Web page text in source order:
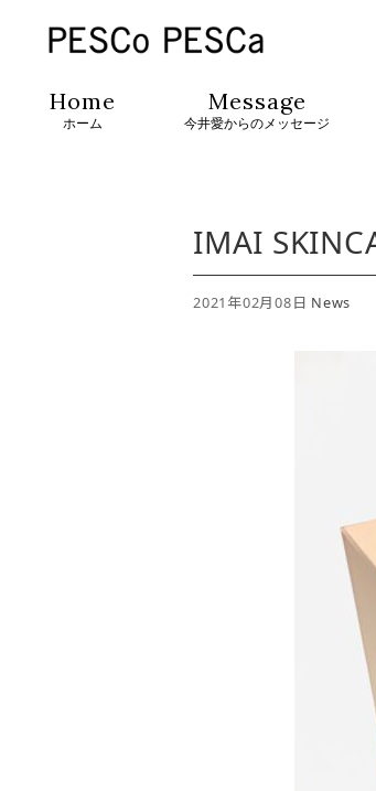
Home
ホーム
Message
今井愛からのメッセージ
IMAI
2021年02月08日 News